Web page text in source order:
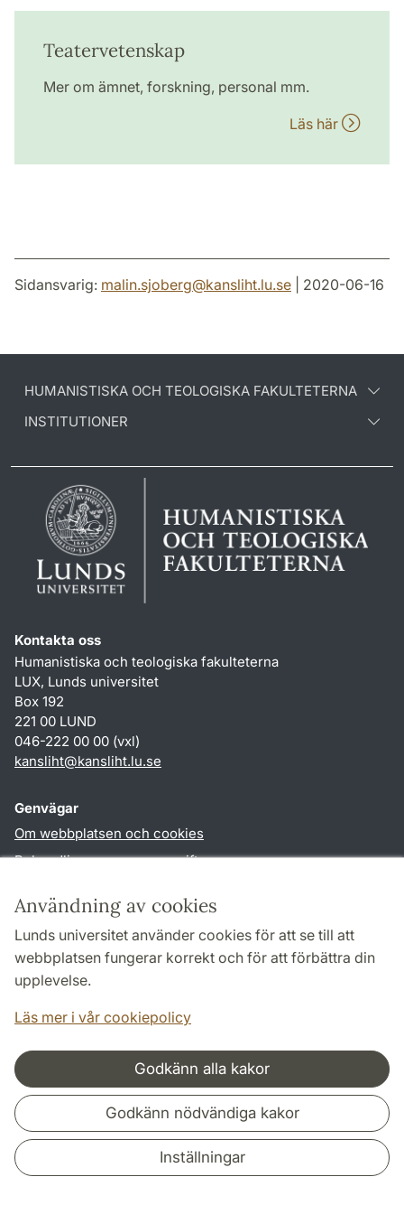
Användning av cookies
Lunds universitet använder cookies för att se till att
webbplatsen fungerar korrekt och för att förbättra din
upplevelse.
Läs mer i vår cookiepolicy
Godkänn alla kakor
Godkänn nödvändiga kakor
Inställningar
Teatervetenskap
Mer om ämnet, forskning, personal mm.
Läs här
Sidansvarig: malin.sjoberg@kansliht.lu.se | 2020-06-16
HUMANISTISKA OCH TEOLOGISKA FAKULTETERNA
INSTITUTIONER
Kontakta oss
Humanistiska och teologiska fakulteterna
LUX, Lunds universitet
Box 192
221 00 LUND
046-222 00 00 (vxl)
kansliht@kansliht.lu.se
Genvägar
Om webbplatsen och cookies
Behandling av personuppgifter
TYPO3-login
Följ oss i sociala medier
Samarbeten och nätverk